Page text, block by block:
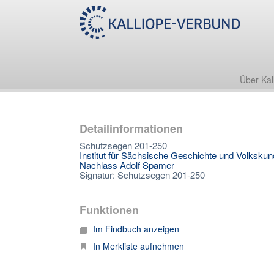
Über
Detailinformationen
Schutzsegen 201-250
Institut für Sächsische Geschichte und
Nachlass Adolf Spamer
Signatur: Schutzsegen 201-250
Funktionen
Im Findbuch anzeigen
In Merkliste aufnehmen